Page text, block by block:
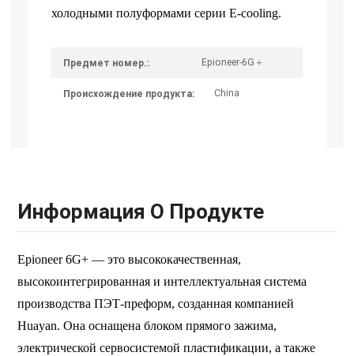
холодными полуформами серии E-cooling.
Предмет номер.: Epioneer-6G＋
Происхождение продукта: China
Информация О Продукте
Epioneer 6G+ — это высококачественная,
высокоинтегрированная и интеллектуальная система
производства ПЭТ-преформ, созданная компанией
Huayan. Она оснащена блоком прямого зажима,
электрической сервосистемой пластификации, а также